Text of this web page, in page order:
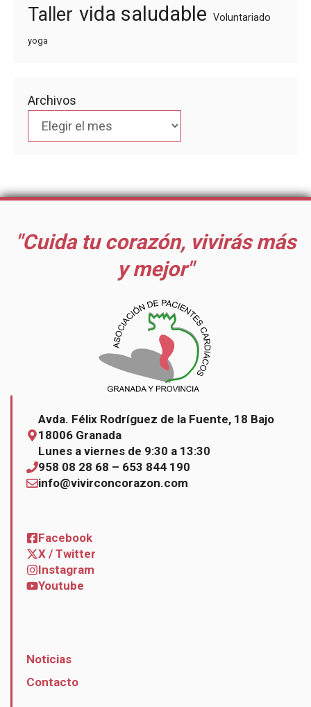
Taller vida saludable Voluntariado
yoga
Archivos
"Cuida tu corazón, vivirás más
y mejor"
Avda. Félix Rodríguez de la Fuente, 18 Bajo
18006 Granada
Lunes a viernes de 9:30 a 13:30
958 08 28 68 – 653 844 190
info@vivirconcorazon.com
Facebook
X / Twitter
Instagram
Youtube
Noticias
Contacto